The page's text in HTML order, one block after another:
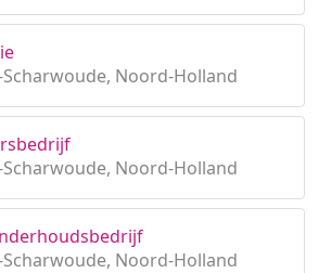
Noord-Holland
Noord-Holland
Noord-Holland